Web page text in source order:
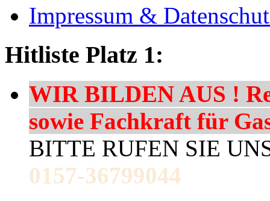
Impressum &
Hitliste Platz 1:
WIR BILDEN AUS !
sowie Fachkraft für
BITTE RUFEN SIE
0157-36799044